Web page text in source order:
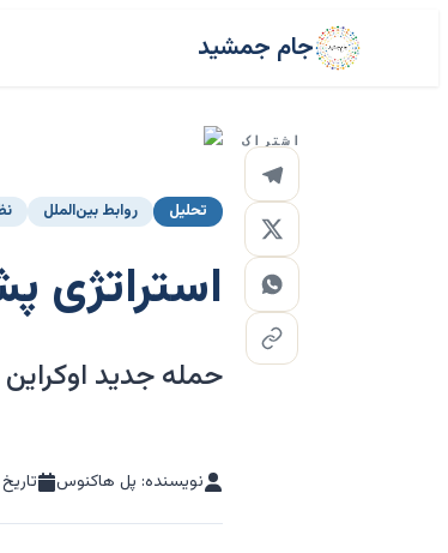
جام جمشید
اشتراک
تحلیل روابط بین‌الملل
استراتژی
حمله جدید
نویسنده: پل هاکنوس